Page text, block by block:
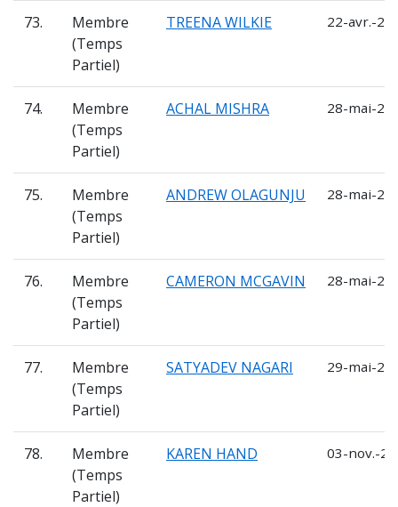
73.
Membre
(Temps
Partiel)
TREENA WILKIE 22-avr.-
74.
Membre
(Temps
Partiel)
ACHAL MISHRA 28-mai-
75.
Membre
(Temps
Partiel)
ANDREW OLAGUNJU 28-mai-
76.
Membre
(Temps
Partiel)
CAMERON MCGAVIN 28-mai-
77.
Membre
(Temps
Partiel)
SATYADEV NAGARI 29-mai-
78.
Membre
(Temps
Partiel)
KAREN HAND 03-nov.-